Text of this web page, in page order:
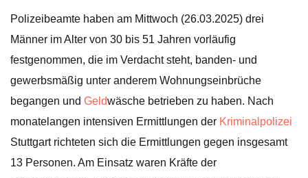
Polizeibeamte haben am Mittwoch (26.03.2025) drei
Männer im Alter von 30 bis 51 Jahren vorläufig
festgenommen, die im Verdacht steht, banden- und
gewerbsmäßig unter anderem Wohnungseinbrüche
begangen und Geldwäsche betrieben zu haben. Nach
monatelangen intensiven Ermittlungen der Kriminalpolizei
Stuttgart richteten sich die Ermittlungen gegen insgesamt
13 Personen. Am Einsatz waren Kräfte der